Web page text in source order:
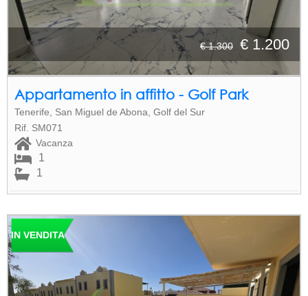
€ 1.300 € 1.200
Appartamento in affitto - Golf Park
Tenerife, San Miguel de Abona, Golf del Sur
Rif. SM071
Vacanza
1
1
IN VENDITA